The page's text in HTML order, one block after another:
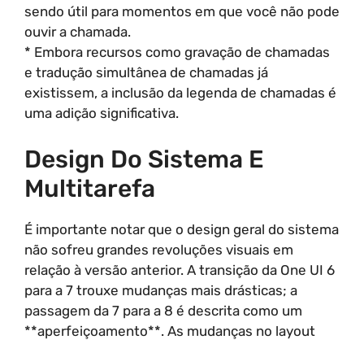
sendo útil para momentos em que você não pode
ouvir a chamada.
* Embora recursos como gravação de chamadas
e tradução simultânea de chamadas já
existissem, a inclusão da legenda de chamadas é
uma adição significativa.
Design Do Sistema E
Multitarefa
É importante notar que o design geral do sistema
não sofreu grandes revoluções visuais em
relação à versão anterior. A transição da One UI 6
para a 7 trouxe mudanças mais drásticas; a
passagem da 7 para a 8 é descrita como um
**aperfeiçoamento**. As mudanças no layout